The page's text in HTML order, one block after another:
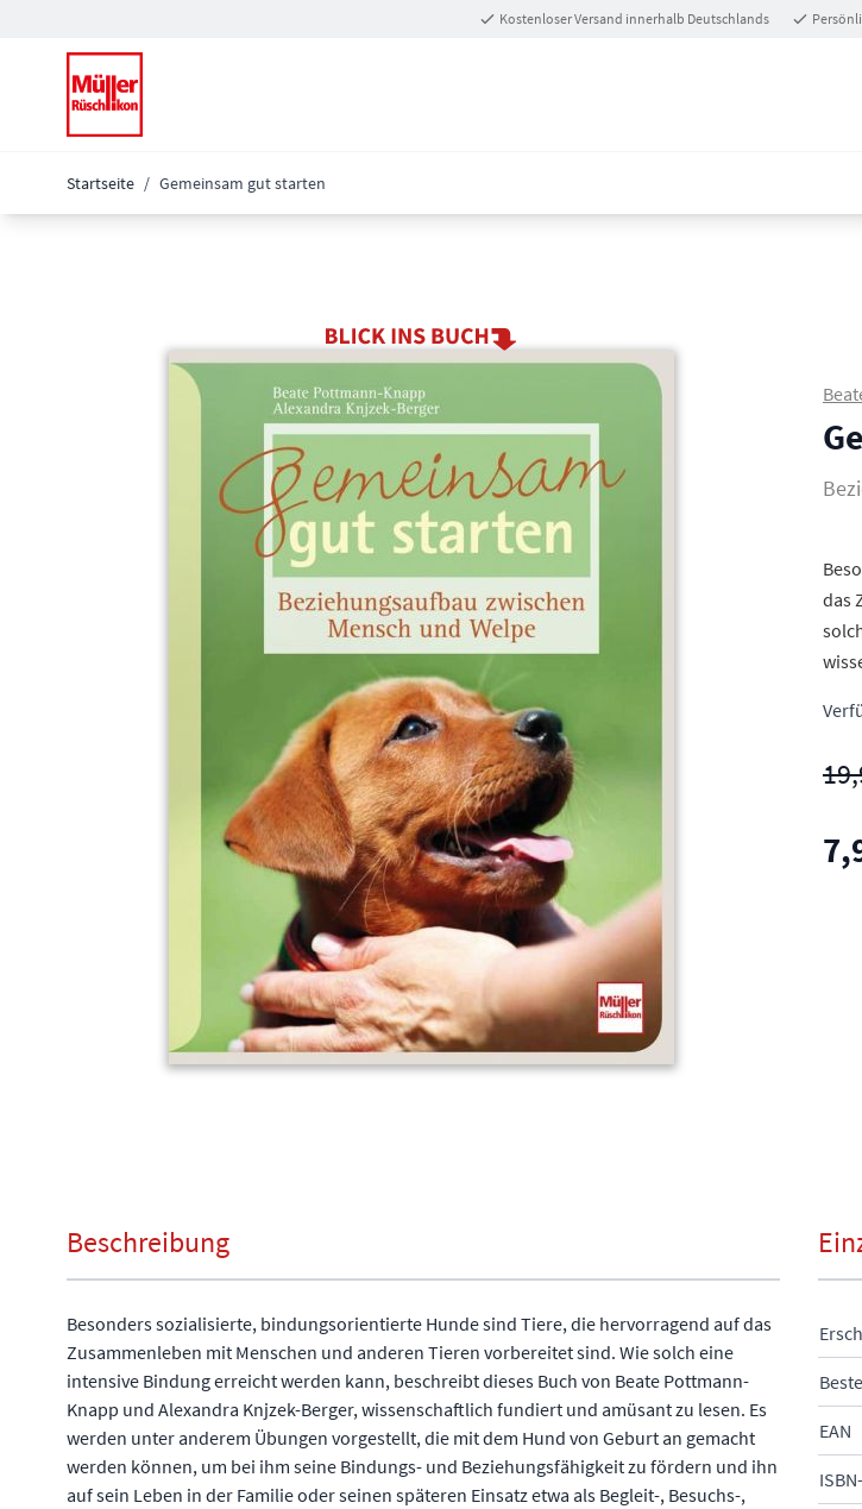
Kostenloser Versand innerhalb Deutschlands
Startseite / Gemeinsam gut starten
Click to view image in fullscreen
das
Beschreibung
Besonders sozialisierte, bindungsorientierte Hunde sind Tiere, die hervorragend auf das
Zusammenleben mit Menschen und anderen Tieren vorbereitet sind. Wie solch eine
intensive Bindung erreicht werden kann, beschreibt dieses Buch von Beate Pottmann-
Knapp und Alexandra Knjzek-Berger, wissenschaftlich fundiert und amüsant zu lesen. Es
werden unter anderem Übungen vorgestellt, die mit dem Hund von Geburt an gemacht
werden können, um bei ihm seine Bindungs- und Beziehungsfähigkeit zu fördern und ihn
auf sein Leben in der Familie oder seinen späteren Einsatz etwa als Begleit-, Besuchs-,
EAN